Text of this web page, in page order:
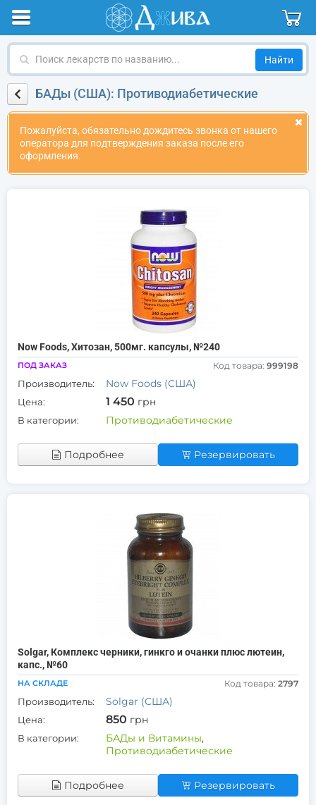
Поиск
по
названиюБАДы (США): Противодиабетические
Пожалуйста, обязательно дождитесь звонка от нашего
оператора для подтверждения заказа после его
оформления.
Now Foods, Хитозан, 500мг. капсулы, №240
ПОД ЗАКАЗ Код товара: 999198
Производитель: Now Foods (США)
Цена: 1 450 грн
В категории: Противодиабетические
Подробнее Резервировать
Solgar, Комплекс черники, гинкго и очанки плюс лютеин,
капс., №60
НА СКЛАДЕ Код товара: 2797
Производитель: Solgar (США)
Цена: 850 грн
В категории: БАДы и Витамины,
Противодиабетические
Подробнее Резервировать